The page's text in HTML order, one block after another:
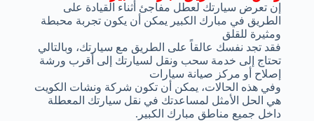
إن تعرض سيارتك لعطل مفاجئ أثناء القيادة على
الطريق في مبارك الكبير يمكن أن يكون تجربة محبطة
ومثيرة للقلق
فقد تجد نفسك عالقاً على الطريق مع سيارتك، وبالتالي
تحتاج إلى خدمة سحب ونقل لسيارتك إلى أقرب ورشة
إصلاح أو مركز صيانة سيارات
وفي هذه الحالات، يمكن أن تكون شركة ونشات الكويت
هي الحل الأمثل لمساعدتك في نقل سيارتك المعطلة
داخل جميع مناطق مبارك الكبير.